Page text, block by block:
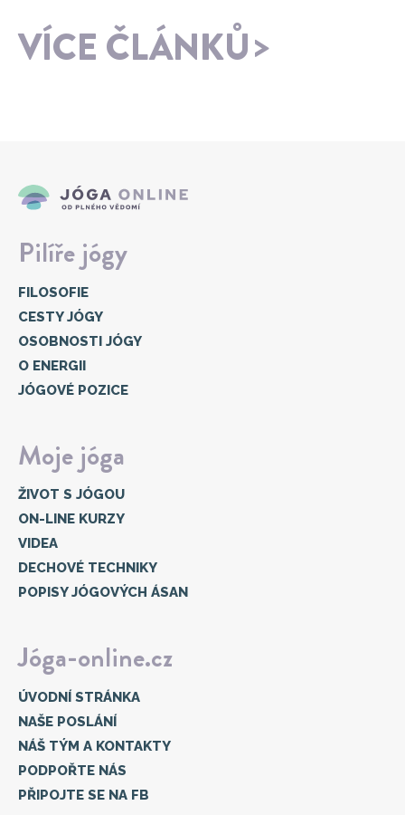
VÍCE ČLÁNKŮ
Pilíře jógy
FILOSOFIE
CESTY JÓGY
OSOBNOSTI JÓGY
O ENERGII
JÓGOVÉ POZICE
Moje jóga
ŽIVOT S JÓGOU
ON-LINE KURZY
VIDEA
DECHOVÉ TECHNIKY
POPISY JÓGOVÝCH ÁSAN
Jóga-online.cz
ÚVODNÍ STRÁNKA
NAŠE POSLÁNÍ
NÁŠ TÝM A KONTAKTY
PODPOŘTE NÁS
PŘIPOJTE SE NA FB